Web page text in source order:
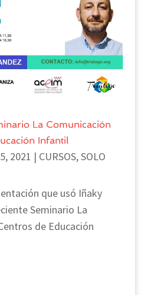
La Comunicación
Infantil
2021 | CURSOS,SOLO
que usó Iñaky
Seminario La
de Educación